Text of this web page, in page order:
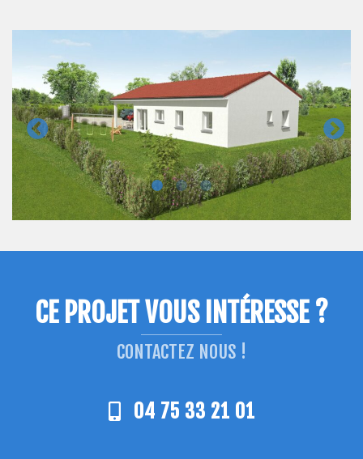
CE PROJET VOUS INTÉRESSE ?
CONTACTEZ NOUS !
04 75 33 21 01